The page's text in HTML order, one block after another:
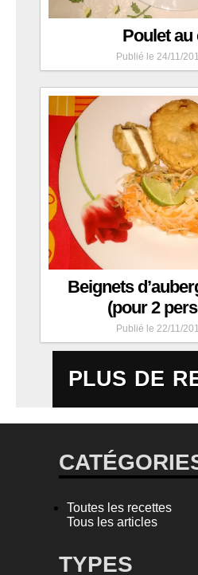
Poulet au
Publié le 24/11/
Beignets
(pour 2
Publié le 22/11/
PLUS DE
Toutes les recettes
Tous les articles
TYPES